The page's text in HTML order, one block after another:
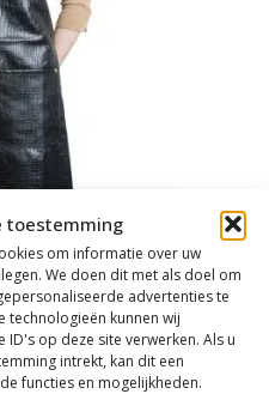
toestemming
om informatie over uw
We doen dit met als doel om
advertenties te
technologieën kunnen wij
ID's op deze site verwerken. Als u
intrekt, kan dit een
functies en mogelijkheden.